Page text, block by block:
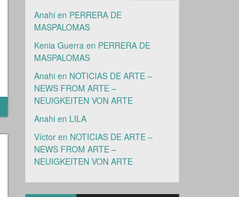
Anahien PERRERA DE
MASPALOMAS
Kenia Guerraen PERRERA DE
MASPALOMAS
Anahien NOTICIAS DE ARTE –
NEWS FROM ARTE –
NEUIGKEITEN VON ARTE
Anahien LILA
Víctoren NOTICIAS DE ARTE –
NEWS FROM ARTE –
NEUIGKEITEN VON ARTE